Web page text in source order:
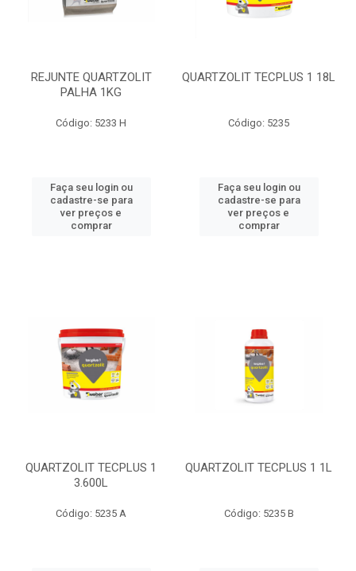
REJUNTE QUARTZOLIT
PALHA 1KG
Código: 5233 H
Faça seu login ou
cadastre-se para
ver preços e
comprar
QUARTZOLIT TECPLUS 1 18L
Código: 5235
Faça seu login ou
cadastre-se para
ver preços e
comprar
QUARTZOLIT TECPLUS 1
3.600L
Código: 5235 A
QUARTZOLIT TECPLUS 1 1L
Código: 5235 B